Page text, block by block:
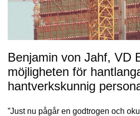
Benjamin von Jahf, VD
möjligheten för
hantverkskunnig
”Just nu pågår en godtrogen och